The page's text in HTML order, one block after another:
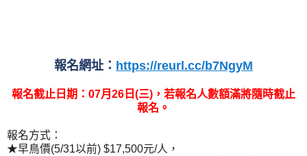
報名網址： https://reurl.cc/b7NgyM
報名截止日期： 07月26日(三)，若報名人數額滿將隨時截止
報名。
報名方式：
★早鳥價(5/31以前) $17,500元/人，